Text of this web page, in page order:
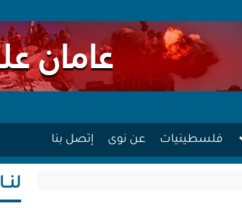
فلسطينيات عن نوى إتصل بنا